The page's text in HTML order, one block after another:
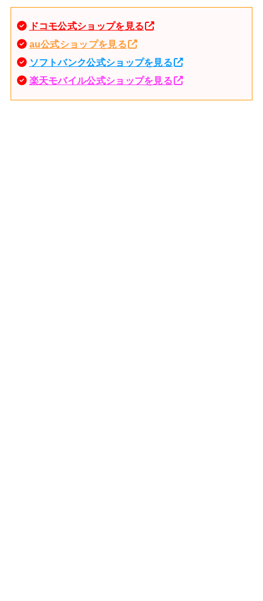
ドコモ公式ショップを見る
au公式ショップを見る
ソフトバンク公式ショップを見る
楽天モバイル公式ショップを見る